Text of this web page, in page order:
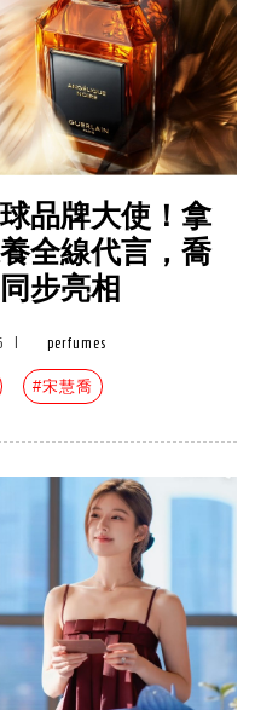
品牌大使！拿
全線代言，喬
步亮相
perfumes
#宋慧喬